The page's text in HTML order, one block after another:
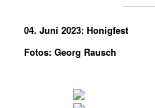
04. Juni 2023: Honigfest
Fotos: Georg Rausch